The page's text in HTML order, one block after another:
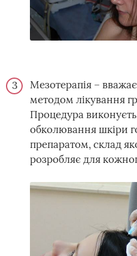
Мезотерапія –
методом лікування
Процедура
обколювання шкіри
препаратом, склад
розробляє для